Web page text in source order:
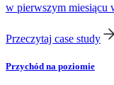
w pierwszym miesiącu
Przeczytaj case study
Przychód na poziomie